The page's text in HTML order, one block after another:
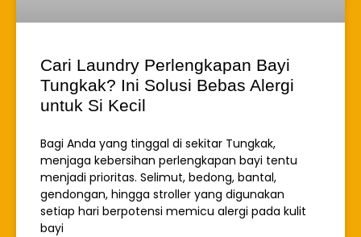
Cari Laundry Perlengkapan Bayi
Tungkak? Ini Solusi Bebas Alergi
untuk Si Kecil
Bagi Anda yang tinggal di sekitar Tungkak,
menjaga kebersihan perlengkapan bayi tentu
menjadi prioritas. Selimut, bedong, bantal,
gendongan, hingga stroller yang digunakan
setiap hari berpotensi memicu alergi pada kulit
bayi